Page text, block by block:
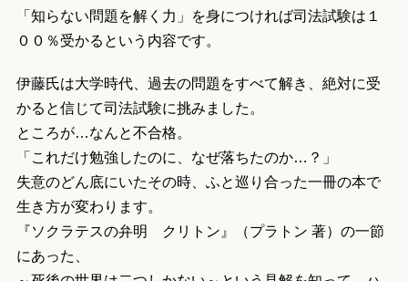
「知らない問題を解く力」を身につければ司法試験は１
００％受かるという内容です。
伊藤氏は大学時代、過去の問題をすべて解き、絶対に受
かると信じて司法試験に挑みました。
ところが…なんと不合格。
「これだけ勉強したのに、なぜ落ちたのか…？」
失意のどん底にいたその時、ふと巡り合った一冊の本で
生き方が変わります。
『ソクラテスの弁明 クリトン』（プラトン 著）の一節
にあった、